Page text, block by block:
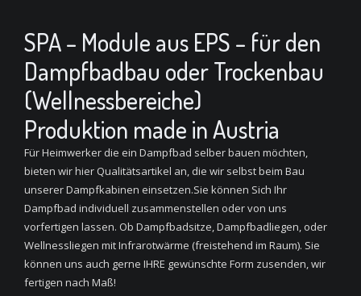
SPA – Module aus EPS – für den
Dampfbadbau oder Trockenbau
(Wellnessbereiche)
Produktion made in Austria
Für Heimwerker die ein Dampfbad selber bauen möchten,
bieten wir hier Qualitätsartikel an, die wir selbst beim Bau
unserer Dampfkabinen einsetzen.Sie können Sich Ihr
Dampfbad individuell zusammenstellen oder von uns
vorfertigen lassen. Ob Dampfbadsitze, Dampfbadliegen, oder
Wellnessliegen mit Infrarotwärme (freistehend im Raum). Sie
können uns auch gerne IHRE gewünschte Form zusenden, wir
fertigen nach Maß!